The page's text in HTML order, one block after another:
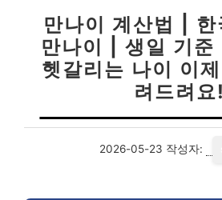
만나이 계산법 |
만나이 | 생일 기준
헷갈리는 나이 이
려드려요!
2026-05-23 작성자: